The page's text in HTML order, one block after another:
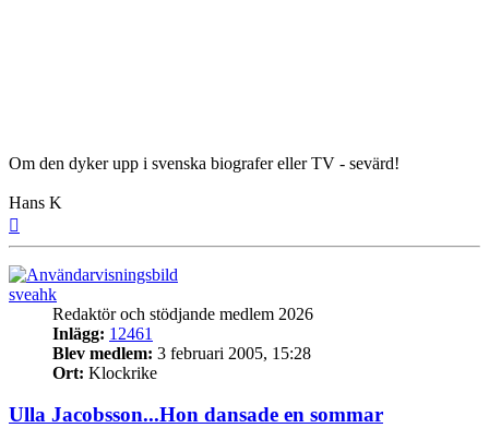
Om den dyker upp i svenska biografer eller TV - sevärd!
Hans K
sveahk
Redaktör och stödjande medlem 2026
Inlägg: 12461
Blev medlem: 3 februari 2005, 15:28
Ort: Klockrike
Ulla Jacobsson...Hon dansade en sommar